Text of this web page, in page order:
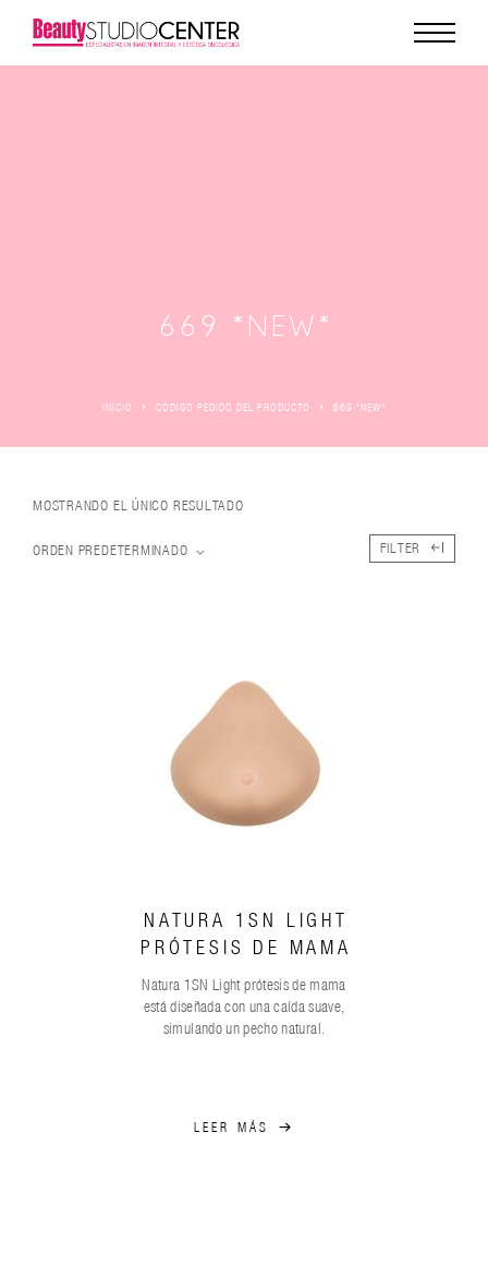
669 *NEW*
INICIO CÓDIGO PEDIDO DEL PRODUCTO 669 *NEW*
MOSTRANDO EL ÚNICO RESULTADO
ORDEN PREDETERMINADO FILTER
LEER MÁS
NATURA 1SN LIGHT
PRÓTESIS DE MAMA
Natura 1SN Light prótesis de mama
está diseñada con una caída suave,
simulando un pecho natural.